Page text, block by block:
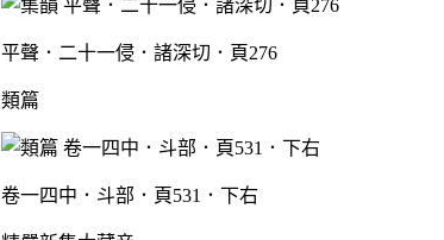
平聲．二十一侵．諸深切．頁276
類篇
卷一四中．斗部．頁531．下右